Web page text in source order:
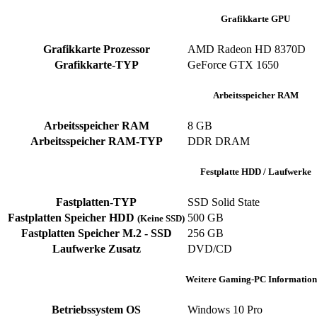
Grafikkarte GPU
Grafikkarte Prozessor
AMD Radeon HD 8370D
Grafikkarte-TYP
GeForce GTX 1650
Arbeitsspeicher RAM
Arbeitsspeicher RAM
8 GB
Arbeitsspeicher RAM-TYP
DDR DRAM
Festplatte HDD / Laufwerke
Fastplatten-TYP
SSD Solid State
Fastplatten Speicher HDD (Keine SSD) 500 GB
Fastplatten Speicher M.2 - SSD
256 GB
Laufwerke Zusatz
DVD/CD
Weitere Gaming-PC
Betriebssystem OS Windows 10 Pro